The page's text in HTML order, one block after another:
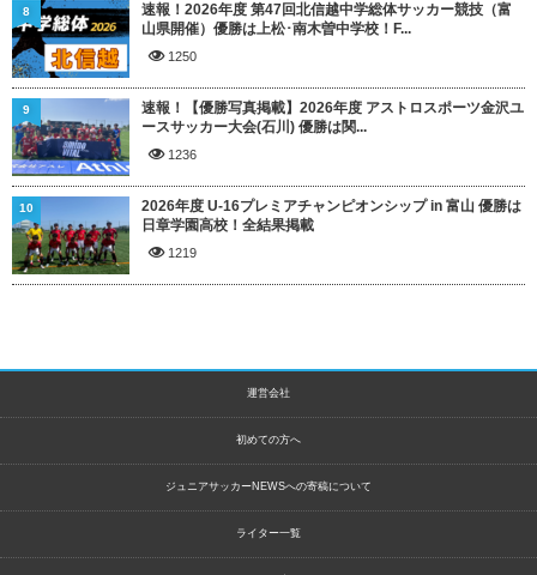
速報！2026年度 第47回北信越中学総体サッカー競技（富
山県開催）優勝は上松･南木曽中学校！F...
1250
8
速報！【優勝写真掲載】2026年度 アストロスポーツ金沢ユ
ースサッカー大会(石川) 優勝は関...
1236
9
2026年度 U-16プレミアチャンピオンシップ in 富山 優勝は
日章学園高校！全結果掲載
1219
10
運営会社
初めての方へ
ジュニアサッカーNEWSへの寄稿について
ライター一覧